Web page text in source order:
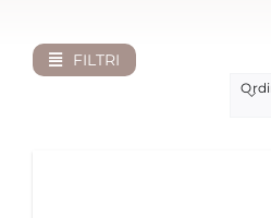
PROFESSIONAL
FILTRI